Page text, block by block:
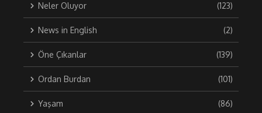
Neler Oluyor (123)
News in English (2)
Öne Çıkanlar (139)
Ordan Burdan (101)
Yaşam (86)